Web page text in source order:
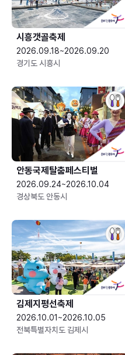
시흥갯골축제
2026.09.18~2026.09.20
경기도 시흥시
안동국제탈춤페스티벌
2026.09.24~2026.10.04
경상북도 안동시
김제지평선축제
2026.10.01~2026.10.05
전북특별자치도 김제시